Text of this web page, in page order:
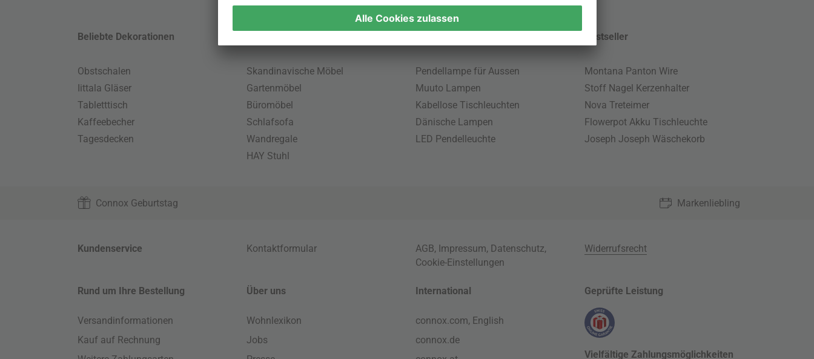
Beliebte Dekorationen
Obstschalen
Iittala Gläser
Tabletttisch
Kaffeebecher
Tagesdecken
Skandinavische Möbel
Gartenmöbel
Büromöbel
Schlafsofa
Wandregale
HAY Stuhl
Pendellampe für Aussen
Muuto Lampen
Kabellose Tischleuchten
Dänische Lampen
LED Pendelleuchte
Bestseller
Montana Panton Wire
Stoff Nagel Kerzenhalter
Nova Treteimer
Flowerpot Akku Tischleuchte
Joseph Joseph Wäschekorb
Connox Geburtstag Markenliebling
Kundenservice Kontaktformular AGB, Impressum, Datenschutz,
Cookie-Einstellungen
Widerrufsrecht
Rund um Ihre Bestellung
Versandinformationen
Kauf auf Rechnung
Über uns
Wohnlexikon
Jobs
International
connox.com, English
connox.de
Geprüfte Leistung
Vielfältige Zahlungsmöglichkeiten